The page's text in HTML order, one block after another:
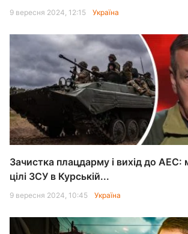
9 вересня 2024, 12:15 Україна
Зачистка плацдарму і вихід до АЕС:
цілі ЗСУ в Курській...
9 вересня 2024, 10:45 Україна